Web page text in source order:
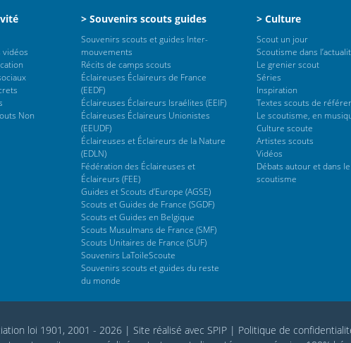
vidéos
Non
> Souvenirs scouts guides
Souvenirs scouts et guides Inter-
mouvements
Récits de camps scouts
Éclaireuses Éclaireurs de France
(EEDF)
Éclaireuses Éclaireurs Israélites (EEIF)
Éclaireuses Éclaireurs Unionistes
(EEUDF)
Éclaireuses et Éclaireurs de la Nature
(EDLN)
Fédération des Éclaireuses et
Éclaireurs (FEE)
Guides et Scouts d’Europe (AGSE)
Scouts et Guides de France (SGDF)
Scouts et Guides en Belgique
Scouts Musulmans de France (SMF)
Scouts Unitaires de France (SUF)
Souvenirs LaToileScoute
Souvenirs scouts et guides du reste
du monde
> Culture
Scout un jour
Scoutisme dans
Le grenier scout
Séries
Inspiration
Textes scouts de
Le scoutisme, en
Culture scoute
Artistes scouts
Vidéos
Débats autour et dans le
scoutisme
loi 1901, 2001 - 2026| Site réalisé avec SPIP| Politique de